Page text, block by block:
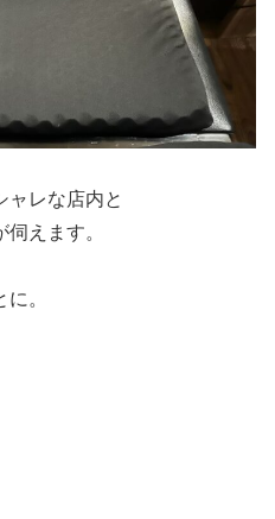
ャレな店内と
えます。
。